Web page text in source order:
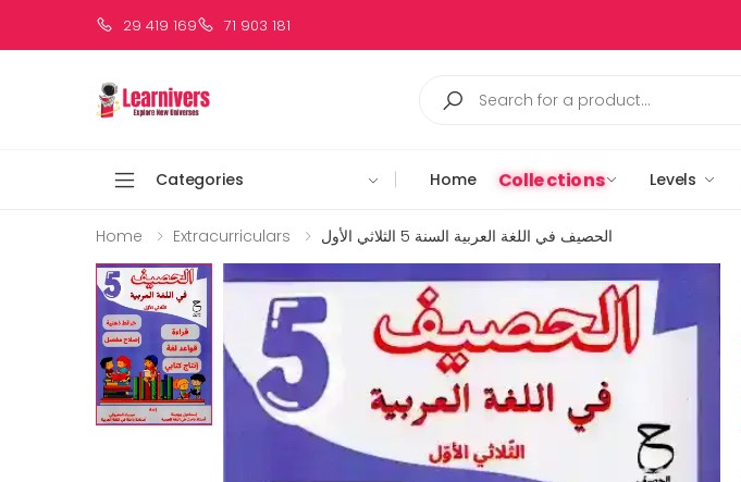
29 419 169 71 903 181
Categories Home Collections Levels
Home Extracurriculars الحصيف في اللغة العربية السنة 5 الثلاثي الأول